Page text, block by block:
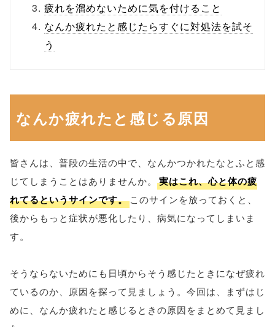
疲れを溜めないために気を付けること
なんか疲れたと感じたらすぐに対処法を試そ
う
なんか疲れたと感じる原因
皆さんは、普段の生活の中で、なんかつかれたなとふと感
じてしまうことはありませんか。
実はこれ、心と体の疲
れてるというサインです。 このサインを放っておくと、
後からもっと症状が悪化したり、病気になってしまいま
す。
そうならないためにも日頃からそう感じたときになぜ疲れ
ているのか、原因を探って見ましょう。今回は、まずはじ
めに、なんか疲れたと感じるときの原因をまとめて見まし